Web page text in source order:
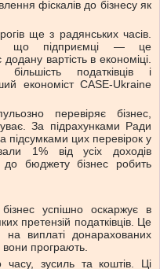
фіскалів до бізнесу як
ще з радянських часів.
що підприємці — це
вартість в економіці.
податківців і
економіст CASE-Ukraine
перевіряє бізнес,
За підрахунками Ради
підсумками цих перевірок у
1% від усіх доходів
до бюджету бізнес робить
успішно оскаржує в
претензій податківців. Це
виплаті донарахованих
програють.
зусиль та коштів. Ці